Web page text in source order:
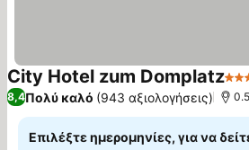
City Hotel zum Domplatz3
8,4Πολύ καλό (943 αξιολογήσεις)
Επιλέξτε ημερομηνίες, για να